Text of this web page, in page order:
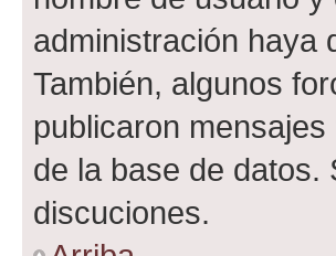
administración haya
También, algunos
publicaron
de la base de datos.
discuciones.